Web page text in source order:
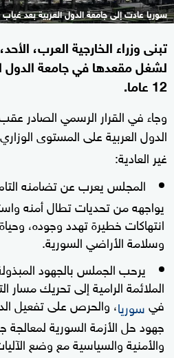
سوريا عادت إلى جامعة الدول العربية بعد غياب
تبنى وزراء الخارجية العرب،
لشغل مقعدها في جامعة الدول
12 عاما.
وجاء في القرار الرسمي الصادر
الدول العربية على المستوى
غير العادية:
المجلس يعرب عن تضامنه
يواجهه من تحديات تطال أمنه
انتهاكات خطيرة تهدد وجوده،
وسلامة الأراضي السورية.
يرحب الجملس بالجهود
الملائمة الرامية إلى تحريك مسار
فيسوريا، والحرص على تفعيل
جهود حل الأزمة السورية لمعالجة
والأمنية والسياسية مع وضع